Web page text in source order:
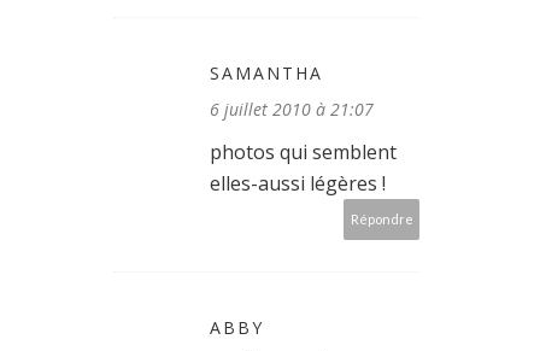
SAMANTHA
6 juillet 2010 à 21:07
photos qui semblent
elles-aussi légères !
Répondre
ABBY